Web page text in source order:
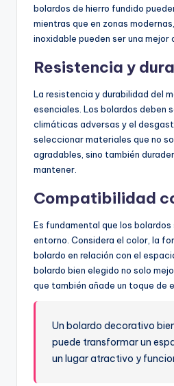
bolardos de hierro fundido
mientras que en zonas
inoxidable pueden ser una mejor
Resistencia y
La resistencia y durabilidad del
esenciales. Los bolardos deben
climáticas adversas y el
seleccionar materiales que no
agradables, sino también
mantener.
Compatibilidad
Es fundamental que los
entorno. Considera el color, la
bolardo en relación con el
bolardo bien elegido no solo
que también añade un toque de
Un bolardo decorativo
puede transformar un
un lugar atractivo y